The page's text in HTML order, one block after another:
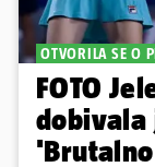
OTVORILA SE O
FOTO
dobivala